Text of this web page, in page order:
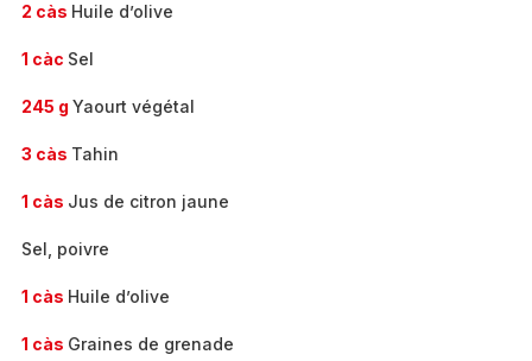
2 càs Huile d’olive
1 càc Sel
245 g Yaourt végétal
3 càs Tahin
1 càs Jus de citron jaune
Sel, poivre
1 càs Huile d’olive
1 càs Graines de grenade